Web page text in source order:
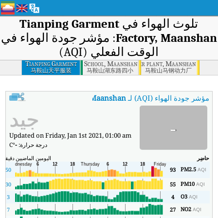
تلوث الهواء في Tianping Garment
Factory,: مؤشر جودة الهواء في
الوقت الفعلي (AQI)
Tianping Garment
Factory, Maanshan
马鞍山天平服装
Road No.4 Elementary School, Maanshan
马鞍山湖东路四小
Maanshan steel factory power plant, Maanshan
马鞍山马钢动力厂
مؤشر جودة الهواء (AQI) لـ Garment Factory, Maanshan
- جيد
Updated on Friday, Jan 1st 2021, 01:00 am
درجة حرارة:-
°C
حاضِر اليومين الماضيين دقيقة
PM2.5AQI
93
50
PM10AQI
55
30
O3AQI
4
3
NO2AQI
27
7